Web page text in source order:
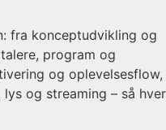
fra konceptudvikling og
program og
og oplevelsesflow,
og streaming – så hver